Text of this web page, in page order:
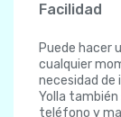
Facilidad
Puede hacer
cualquier
necesidad de
Yolla
teléfono y